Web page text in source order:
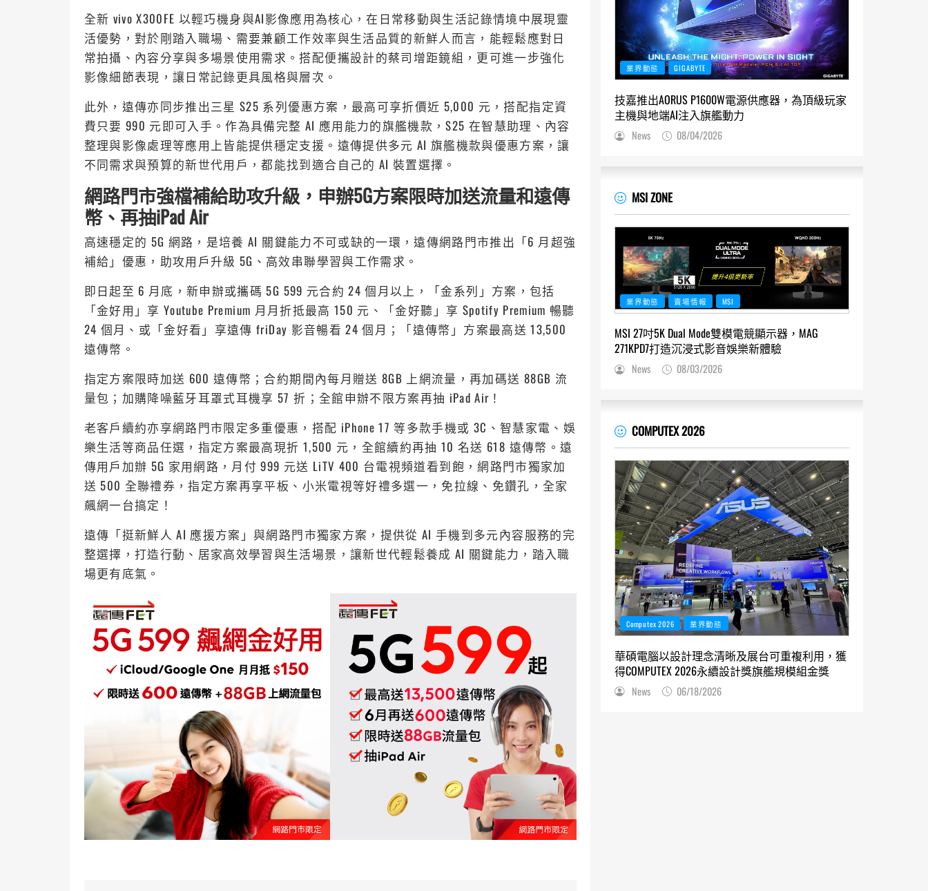
全新 vivo X300FE 以輕巧機身與AI影像應用為核心，在日常移動與生活記錄情境中展現靈
活優勢，對於剛踏入職場、需要兼顧工作效率與生活品質的新鮮人而言，能輕鬆應對日
常拍攝、內容分享與多場景使用需求。搭配便攜設計的蔡司增距鏡組，更可進一步強化
影像細節表現，讓日常記錄更具風格與層次。
此外，遠傳亦同步推出三星 S25 系列優惠方案，最高可享折價近 5,000 元，搭配指定資
費只要 990 元即可入手。作為具備完整 AI 應用能力的旗艦機款，S25 在智慧助理、內容
整理與影像處理等應用上皆能提供穩定支援。遠傳提供多元 AI 旗艦機款與優惠方案，讓
不同需求與預算的新世代用戶，都能找到適合自己的 AI 裝置選擇。
網路門市強檔補給助攻升級，申辦5G方案限時加送流量和遠傳
幣、再抽iPad Air
高速穩定的 5G 網路，是培養 AI 關鍵能力不可或缺的一環，遠傳網路門市推出「6 月超強
補給」優惠，助攻用戶升級 5G、高效串聯學習與工作需求。
即日起至 6 月底，新申辦或攜碼 5G 599 元合約 24 個月以上，「金系列」方案，包括
「金好用」享 Youtube Premium 月月折抵最高 150 元、「金好聽」享 Spotify Premium 暢聽
24 個月、或「金好看」享遠傳 friDay 影音暢看 24 個月；「遠傳幣」方案最高送 13,500
遠傳幣。
指定方案限時加送 600 遠傳幣；合約期間內每月贈送 8GB 上網流量，再加碼送 88GB 流
量包；加購降噪藍牙耳罩式耳機享 57 折；全館申辦不限方案再抽 iPad Air！
老客戶續約亦享網路門市限定多重優惠，搭配 iPhone 17 等多款手機或 3C、智慧家電、娛
樂生活等商品任選，指定方案最高現折 1,500 元，全館續約再抽 10 名送 618 遠傳幣。遠
傳用戶加辦 5G 家用網路，月付 999 元送 LiTV 400 台電視頻道看到飽，網路門市獨家加
送 500 全聯禮券，指定方案再享平板、小米電視等好禮多選一，免拉線、免鑽孔，全家
飆網一台搞定！
遠傳「挺新鮮人 AI 應援方案」與網路門市獨家方案，提供從 AI 手機到多元內容服務的完
整選擇，打造行動、居家高效學習與生活場景，讓新世代輕鬆養成 AI 關鍵能力，踏入職
場更有底氣。
業界動態 GIGABYTE
技嘉推出AORUS P1600W電源供應器，為頂級玩家
主機與地端AI注入旗艦動力
News 08/04/2026
MSI ZONE
業界動態 賣場情報 MSI
MSI 27吋5K Dual Mode雙模電競顯示器，MAG
271KPD7打造沉浸式影音娛樂新體驗
News 08/03/2026
COMPUTEX 2026
Computex 2026 業界動態
華碩電腦以設計理念清晰及展台可重複利用，獲
得COMPUTEX 2026永續設計獎旗艦規模組金獎
News 06/18/2026